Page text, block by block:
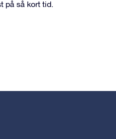
på så kort tid.